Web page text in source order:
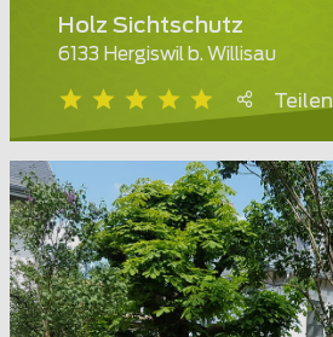
Holz Sichtschutz
6133 Hergiswil b. Willisau
Teilen